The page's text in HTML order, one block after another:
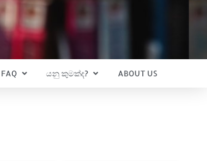
FAQ යනු කුමක්ද? ABOUT US